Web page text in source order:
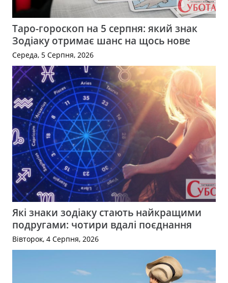
Таро-гороскоп на 5 серпня: який знак
Зодіаку отримає шанс на щось нове
Середа, 5 Серпня, 2026
Які знаки зодіаку стають найкращими
подругами: чотири вдалі поєднання
Вівторок, 4 Серпня, 2026